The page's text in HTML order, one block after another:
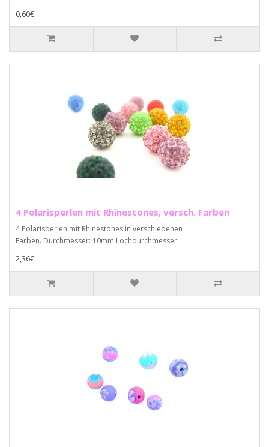
0,60€
4 Polarisperlen mit Rhinestones, versch. Farben
4 Polarisperlen mit Rhinestones in verschiedenen
Farben. Durchmesser: 10mm Lochdurchmesser..
2,36€